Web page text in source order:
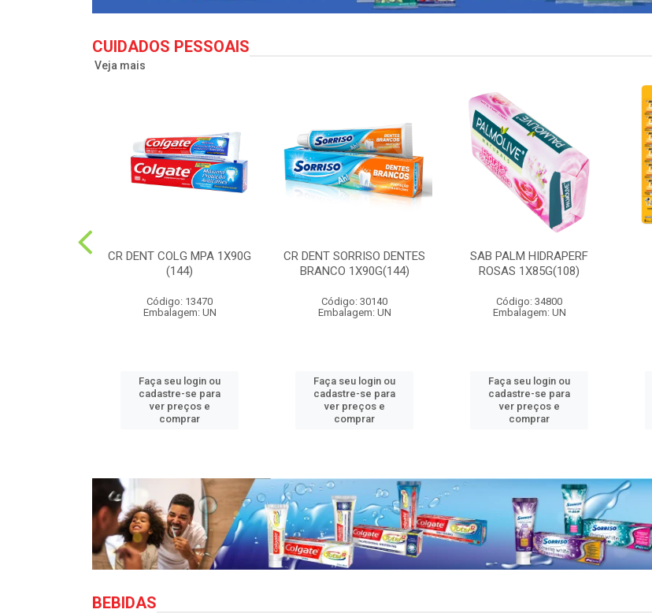
CUIDADOS PESSOAIS
Veja mais
CR DENT COLG MPA 1X90G
(144)
Código: 13470
Embalagem: UN
Faça seu login ou
cadastre-se para
ver preços e
comprar
CR DENT SORRISO DENTES
BRANCO 1X90G(144)
Código: 30140
Embalagem: UN
Faça seu login ou
cadastre-se para
ver preços e
comprar
SAB PALM HIDRAPERF
ROSAS 1X85G(108)
Código: 34800
Embalagem: UN
Faça seu login ou
cadastre-se para
ver preços e
comprar
BEBIDAS